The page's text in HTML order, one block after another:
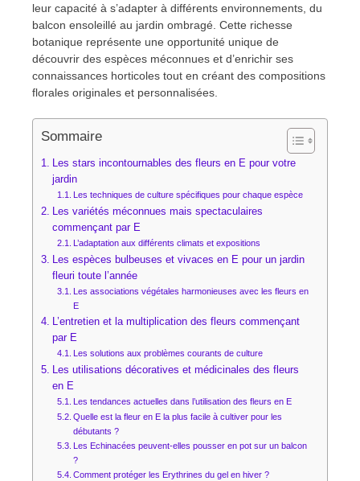
leur capacité à s’adapter à différents environnements, du
balcon ensoleillé au jardin ombragé. Cette richesse
botanique représente une opportunité unique de
découvrir des espèces méconnues et d’enrichir ses
connaissances horticoles tout en créant des compositions
florales originales et personnalisées.
Sommaire
Les stars incontournables des fleurs en E pour votre
jardin
Les techniques de culture spécifiques pour chaque espèce
Les variétés méconnues mais spectaculaires
commençant par E
L’adaptation aux différents climats et expositions
Les espèces bulbeuses et vivaces en E pour un jardin
fleuri toute l’année
Les associations végétales harmonieuses avec les fleurs en
E
L’entretien et la multiplication des fleurs commençant
par E
Les solutions aux problèmes courants de culture
Les utilisations décoratives et médicinales des fleurs
en E
Les tendances actuelles dans l’utilisation des fleurs en E
Quelle est la fleur en E la plus facile à cultiver pour les
débutants ?
Les Echinacées peuvent-elles pousser en pot sur un balcon
?
Comment protéger les Erythrines du gel en hiver ?